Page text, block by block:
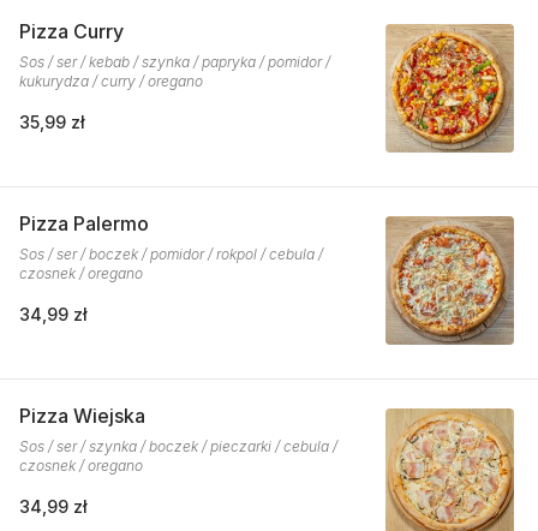
Pizza Curry
Sos / ser / kebab / szynka / papryka / pomidor /
kukurydza / curry / oregano
35,99 zł
Pizza Palermo
Sos / ser / boczek / pomidor / rokpol / cebula /
czosnek / oregano
34,99 zł
Pizza Wiejska
Sos / ser / szynka / boczek / pieczarki / cebula /
czosnek / oregano
34,99 zł